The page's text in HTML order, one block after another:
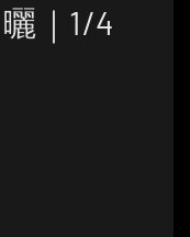
｜1/4